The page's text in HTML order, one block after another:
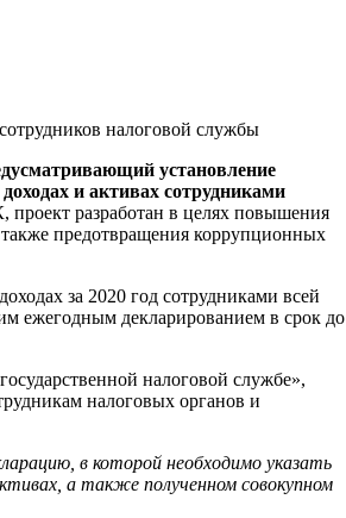
установление
и активах сотрудниками
разработан в целях повышения
предотвращения коррупционных
за 2020 год сотрудниками всей
ежегодным декларированием в срок до
налоговой службе»,
налоговых органов и
в которой необходимо указать
а также полученном совокупном